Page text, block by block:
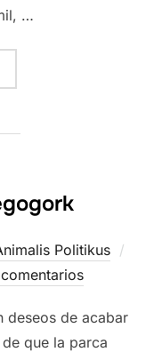
…
Politikus
deseos de acabar
que la parca